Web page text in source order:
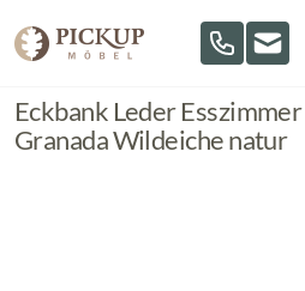
Eckbank Leder
Granada Wildeiche natur